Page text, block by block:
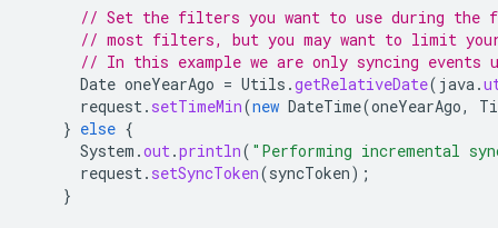
// Set the filters you want to use during the
// most filters, but you may want to limit
// In this example we are only syncing events
Date oneYearAgo = Utils .getRelativeDate( java.
request. setTimeMin(new DateTime(oneYearAgo,
} else {
System .out.println( "Performing incremental
request. setSyncToken(syncToken);
}